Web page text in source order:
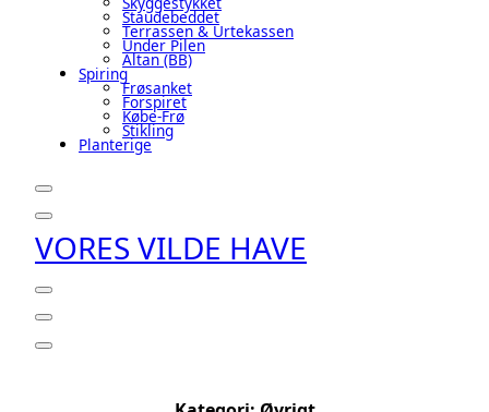
Staudebeddet
Terrassen & Urtekassen
Under Pilen
Altan (BB)
Spiring
Frøsanket
Forspiret
Købe-Frø
Stikling
Planterige
VORES VILDE HAVE